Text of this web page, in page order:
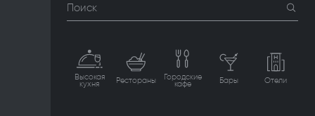
Поиск
Высокая
кухня Рестораны Городские
кафе Бары Отели